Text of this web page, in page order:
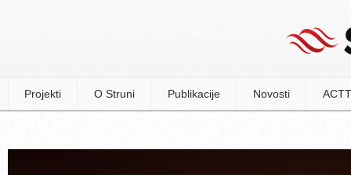
Projekti O Struni Publikacije Novosti